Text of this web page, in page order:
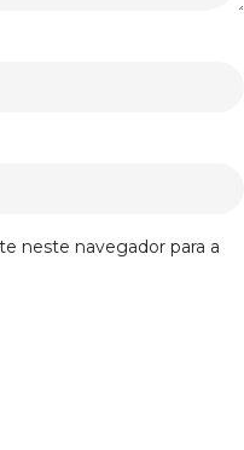
neste navegador para a